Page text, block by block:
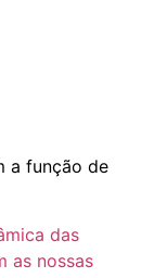
a função de